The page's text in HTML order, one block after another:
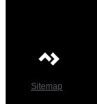
Sitemap